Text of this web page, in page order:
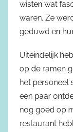
wisten wat
waren. Ze
geduwd en
Uiteindelijk
op de ramen
het personeel
een paar
nog goed op
restaurant